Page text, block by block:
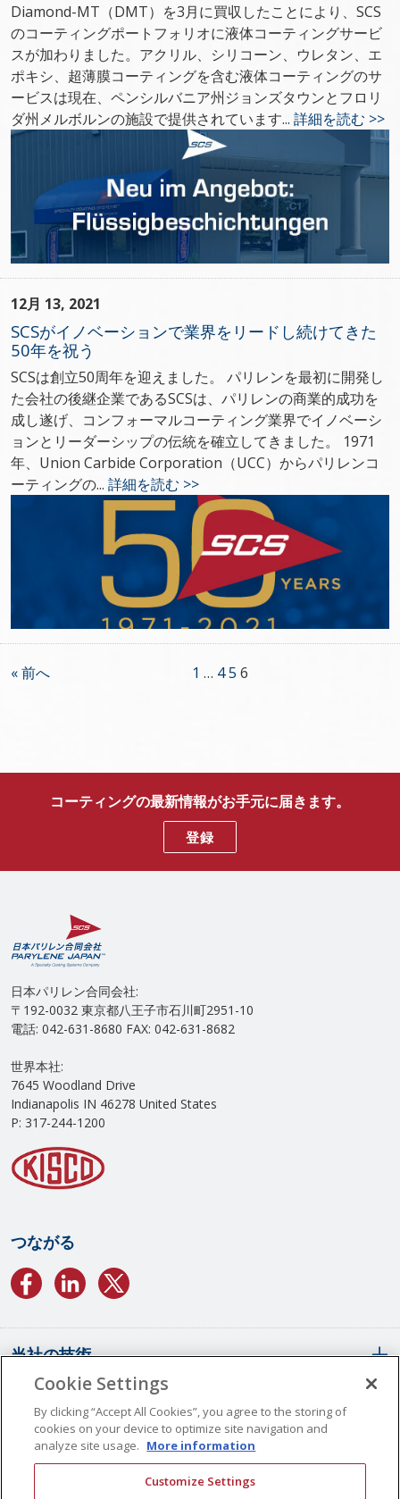
Diamond-MT（DMT）を3月に買収したことにより、SCS
のコーティングポートフォリオに液体コーティングサービ
スが加わりました。アクリル、シリコーン、ウレタン、エ
ポキシ、超薄膜コーティングを含む液体コーティングのサ
ービスは現在、ペンシルバニア州ジョンズタウンとフロリ
ダ州メルボルンの施設で提供されています... 詳細を読む >>
12月 13, 2021
SCSがイノベーションで業界をリードし続けてきた
50年を祝う
SCSは創立50周年を迎えました。 パリレンを最初に開発し
た会社の後継企業であるSCSは、パリレンの商業的成功を
成し遂げ、コンフォーマルコーティング業界でイノベーシ
ョンとリーダーシップの伝統を確立してきました。 1971
年、Union Carbide Corporation（UCC）からパリレンコ
ーティングの... 詳細を読む >>
« 前へ 1 … 4 5 6
コーティングの最新情報がお手元に届きます。
登録
日本パリレン合同会社:
〒192-0032 東京都八王子市石川町2951-10
電話: 042-631-8680 FAX: 042-631-8682
世界本社:
7645 Woodland Drive
Indianapolis IN 46278 United States
P: 317-244-1200
つながる
当社の技術
SCSコンフォーマルコーティング
パリレンコーティングの概要
液体コンフォーマルコーティング
SCS PlasmaGuard™コーティング
会社概要
Cookie Settings
By clicking “Accept All Cookies”, you agree to the storing of
cookies on your device to optimize site navigation and
analyze site usage. More information
Customize Settings